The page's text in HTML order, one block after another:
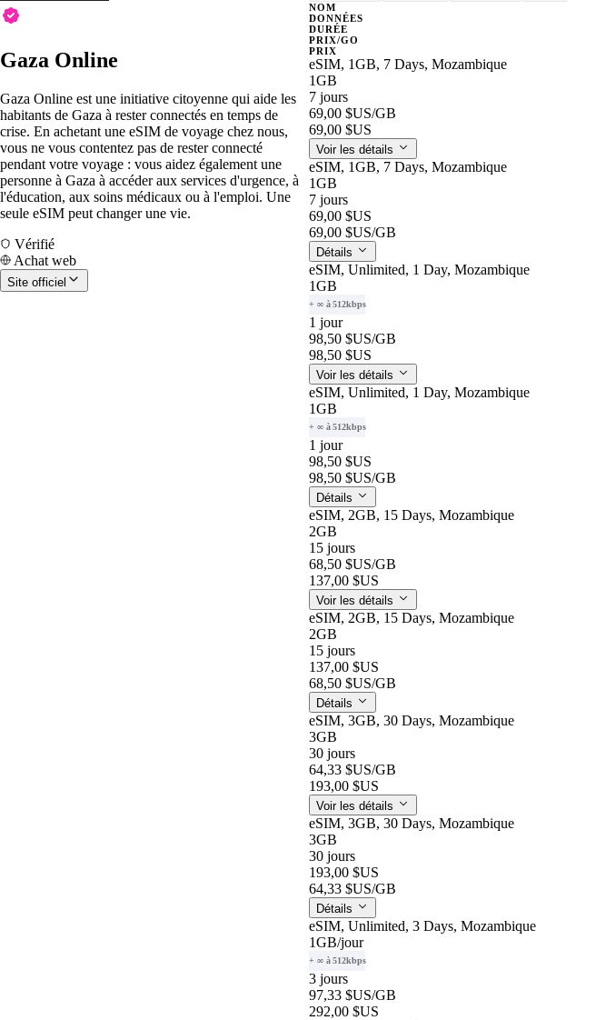
Gaza Online
Gaza Online est une initiative citoyenne qui aide les
habitants de Gaza à rester connectés en temps de
crise. En achetant une eSIM de voyage chez nous,
vous ne vous contentez pas de rester connecté
pendant votre voyage : vous aidez également une
personne à Gaza à accéder aux services d'urgence, à
l'éducation, aux soins médicaux ou à l'emploi. Une
seule eSIM peut changer une vie.
Vérifié
Achat web
Site officiel
NOM
DONNÉES
DURÉE
PRIX/GO
PRIX
eSIM, 1GB, 7 Days, Mozambique
1GB
7 jours
69,00 $US/GB
69,00 $US
Voir les détails
eSIM, 1GB, 7 Days, Mozambique
1GB
7 jours
69,00 $US
69,00 $US/GB
Détails
eSIM, Unlimited, 1 Day, Mozambique
1GB
+ ∞ à 512kbps
1 jour
98,50 $US/GB
98,50 $US
Voir les détails
eSIM, Unlimited, 1 Day, Mozambique
1GB
+ ∞ à 512kbps
1 jour
98,50 $US
98,50 $US/GB
Détails
eSIM, 2GB, 15 Days, Mozambique
2GB
15 jours
68,50 $US/GB
137,00 $US
Voir les détails
eSIM, 2GB, 15 Days, Mozambique
2GB
15 jours
137,00 $US
68,50 $US/GB
Détails
eSIM, 3GB, 30 Days, Mozambique
3GB
30 jours
64,33 $US/GB
193,00 $US
Voir les détails
eSIM, 3GB, 30 Days, Mozambique
3GB
30 jours
193,00 $US
64,33 $US/GB
Détails
eSIM, Unlimited, 3 Days, Mozambique
1GB/jour
+ ∞ à 512kbps
3 jours
97,33 $US/GB
292,00 $US